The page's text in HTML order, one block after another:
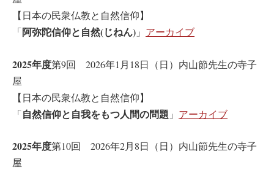
【日本の民衆仏教と自然信仰】
「阿弥陀信仰と自然(じねん) 」 アーカイブ
2025年度第9回 2026年1月18日（日）内山節先生の寺子
屋
【日本の民衆仏教と自然信仰】
「自然信仰と自我をもつ人間の問題 」 アーカイブ
2025年度第10回 2026年2月8日（日）内山節先生の寺子
屋